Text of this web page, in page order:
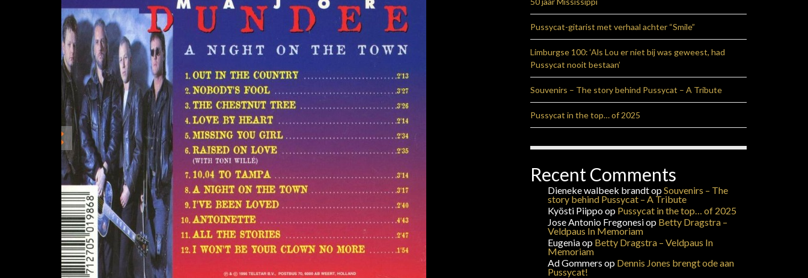
Pussycat-gitarist met verhaal achter “Smile”
Limburgse 100: ‘Als Lou er niet bij was geweest, had
Pussycat nooit bestaan’
Souvenirs – The story behind Pussycat – A Tribute
Pussycat in the top… of 2025
Recent Comments
Dieneke walbeek brandtopSouvenirs – The
story behind Pussycat – A Tribute
Kyösti Piippoop Pussycat in the top… of 2025
Jose Antonio Fregonesiop Betty Dragstra –
Veldpaus In Memoriam
Eugeniaop Betty Dragstra – Veldpaus In
Memoriam
Ad Gommers op Dennis Jones brengt ode aan
Pussycat!